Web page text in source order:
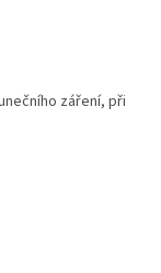
záření, při